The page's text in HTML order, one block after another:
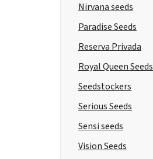
Nirvana seeds
Paradise Seeds
Reserva Privada
Royal Queen Seeds
Seedstockers
Serious Seeds
Sensi seeds
Vision Seeds